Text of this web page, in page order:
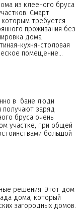
из клееного бруса
Смарт
требуется
проживания без
дома
кухня-столовая
помещение…
в бане люди
заряд
бруса очень
участке, при общей
большой
решения. Этот дом
дома, который
загородных домов.